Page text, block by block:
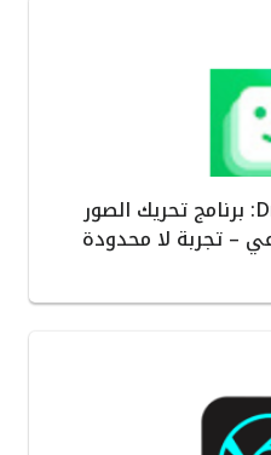
مراجعة تطبيق DreamFace: برنامج تحريك الصور
– تجربة لا محدودة